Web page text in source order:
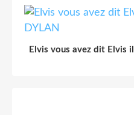
Elvis vous avez dit Elvis